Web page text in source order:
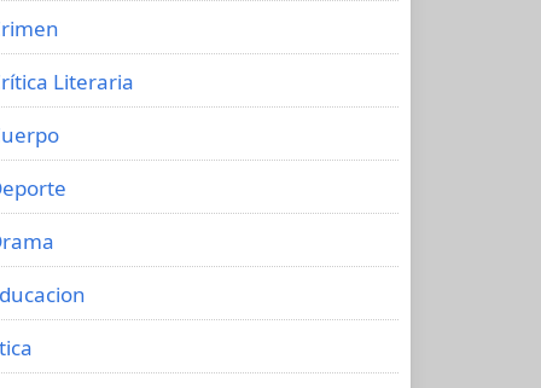
Literaria